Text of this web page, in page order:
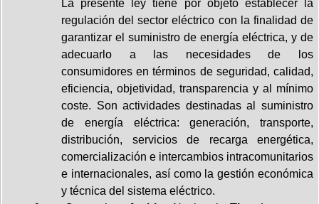
La presente ley tiene por objeto establecer la
regulación del sector eléctrico con la finalidad de
garantizar el suministro de energía eléctrica, y de
adecuarlo a las necesidades de los
consumidores en términos de seguridad, calidad,
eficiencia, objetividad, transparencia y al mínimo
coste. Son actividades destinadas al suministro
de energía eléctrica: generación, transporte,
distribución, servicios de recarga energética,
comercialización e intercambios intracomunitarios
e internacionales, así como la gestión económica
y técnica del sistema eléctrico.